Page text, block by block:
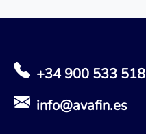
+34 900 533 518
info@avafin.es